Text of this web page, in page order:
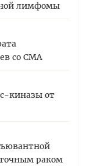
лимфомы
со СМА
киназы от
раком